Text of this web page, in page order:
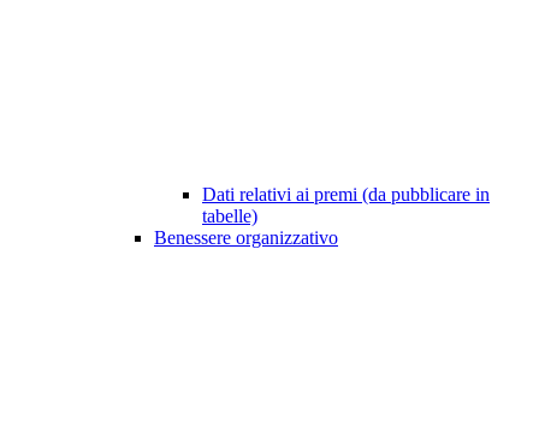
Dati relativi ai premi (da pubblicare in
tabelle)
Benessere organizzativo